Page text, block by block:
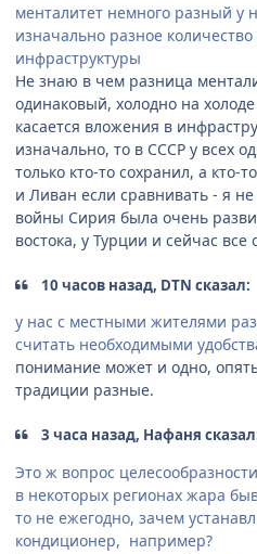
менталитет немного разный у
изначально разное
инфраструктуры
Не знаю в чем разница
одинаковый, холодно на
касается вложения в
изначально, то в СССР у всех
только кто-то сохранил, а кто-
и Ливан если сравнивать - я
войны Сирия была очень
востока, у Турции и сейчас все
10 часов назад, DTN сказал:
у нас с местными жителями
считать необходимыми
понимание может и одно,
традиции разные.
3 часа назад, Нафаня
Это ж вопрос
в некоторых регионах жара
то не ежегодно, зачем
кондиционер, например?